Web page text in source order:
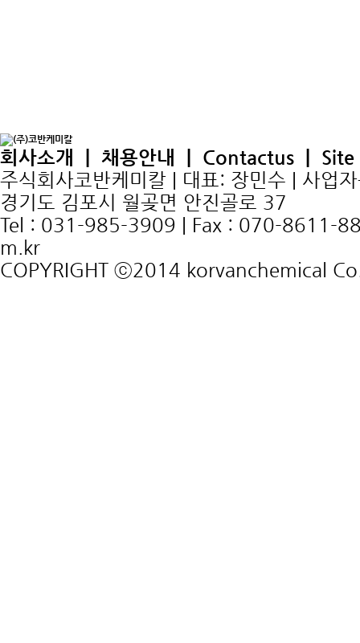
회사소개 채용안내 Contactus
주식회사코반케미칼 | 대표: 장민수 | 사
경기도 김포시 월곶면 안진골로 37
Tel : 031-985-3909 | Fax : 070-8611-
m.kr
COPYRIGHT ⓒ2014 korvanchemical